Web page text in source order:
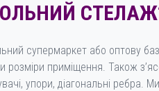
супермаркет або оптову
приміщення. Також
упори, діагональні ребра.